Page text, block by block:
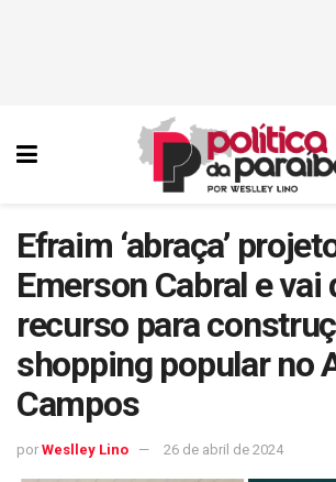
Efraim ‘abraça’
Emerson Cabral e vai
recurso para
shopping popular no
Campos
por Weslley Lino 26 de abril de 2024